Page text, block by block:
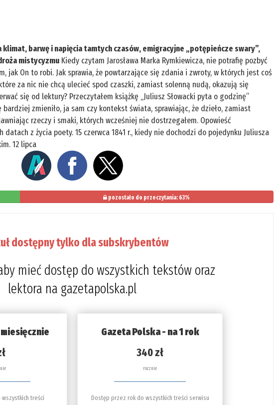
barwę i napięcia tamtych czasów, emigracyjne „potępieńcze swary”,
mistycyzmu Kiedy czytam Jarosława Marka Rymkiewicza, nie potrafię pozbyć
jak On to robi. Jak sprawia, że powtarzające się zdania i zwroty, w których jest coś
za nic nie chcą ulecieć spod czaszki, zamiast solenną nudą, okazują się
się od lektury? Przeczytałem książkę „Juliusz Słowacki pyta o godzinę”
zmieniło, ja sam czy kontekst świata, sprawiając, że dzieło, zamiast
rzeczy i smaki, których wcześniej nie dostrzegałem. Opowieść
z życia poety. 15 czerwca 1841 r., kiedy nie dochodzi do pojedynku Juliusza
12 lipca
pozostało do przeczytania: 63%
dostępny tylko dla subskrybentów
mieć dostęp do wszystkich tekstów oraz
lektora na gazetapolska.pl
treści
Gazeta Polska - na 1 rok
340 zł
rocznie
Dostęp przez rok do wszystkich treści serwisu